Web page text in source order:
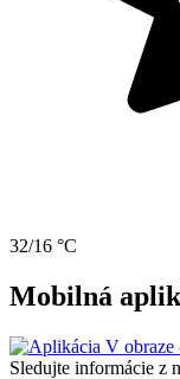
32/16 °C
Mobilná
Sledujte informácie z